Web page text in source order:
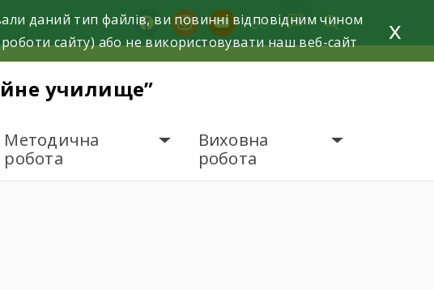
facebookinstagramyoutube
училище”
Методична
робота
Виховна
робота
даний тип файлів, ви повинні відповідним чином
сайту) або не використовувати наш веб-сайт
x